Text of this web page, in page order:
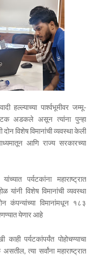
हल्ल्याच्या पार्श्वभूमीवर जम्मू-
अडकले असून त्यांना पुन्हा
विशेष विमानांची व्यवस्था केली
आणि राज्य सरकारच्या
पर्यटकांना महाराष्ट्रात
यांनी विशेष विमानांची व्यवस्था
कंपन्यांच्या विमानांमधून १८३
येणार आहे
पर्यटकांपर्यंत पोहोचण्याचा
त्या सर्वांना महाराष्ट्रात